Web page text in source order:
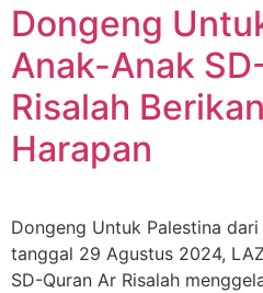
Dongeng
Anak-Anak
Risalah
Harapan
Dongeng Untuk Palestina dari
tanggal 29 Agustus 2024,
SD-Quran Ar Risalah